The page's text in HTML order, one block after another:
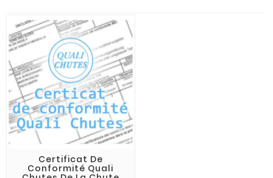
Certificat De
Conformité Quali